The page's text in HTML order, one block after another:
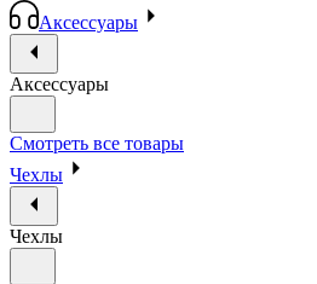
Аксессуары
Аксессуары
Смотреть все товары
Чехлы
Чехлы